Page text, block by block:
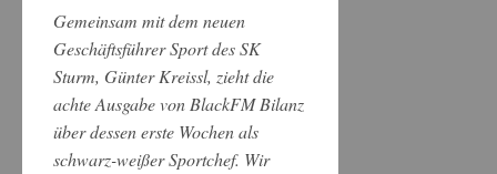
Gemeinsam mit dem neuen
Geschäftsführer Sport des SK
Sturm, Günter Kreissl, zieht die
achte Ausgabe von BlackFM Bilanz
über dessen erste Wochen als
schwarz-weißer Sportchef. Wir